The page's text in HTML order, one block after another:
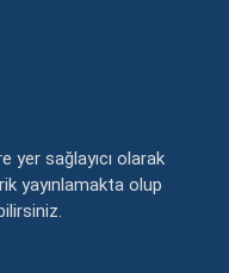
yer sağlayıcı olarak
yayınlamakta olup